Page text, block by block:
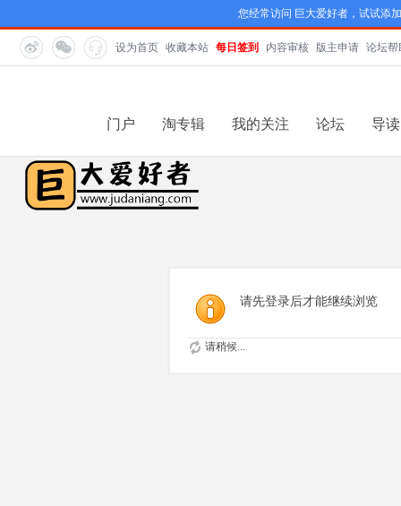
您经常访问 巨大爱好者，试试添
设为首页 收藏本站 每日签到 内容审核 版主申请 论坛帮
门户 淘专辑 我的关注 论坛 导读
请先登录后才能继续浏览
请稍候...